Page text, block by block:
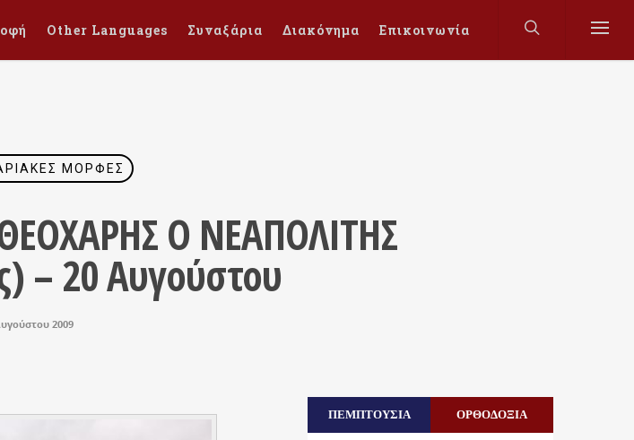
Other Languages Συναξάρια Διακόνημα Επικοινωνία
ΜΟΡΦΈΣ
Ο ΝΕΑΠΟΛΙΤΗΣ
– 20 Αυγούστου
2009
ΠΕΜΠΤΟΥΣΙΑ ΟΡΘΟΔΟΞΙΑ